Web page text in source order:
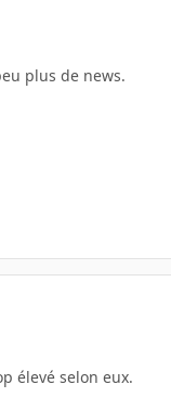
plus de news.
élevé selon eux.